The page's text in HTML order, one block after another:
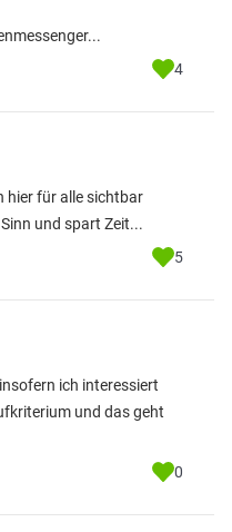
4
hier für alle sichtbar
und spart Zeit...
5
ich interessiert
und das geht
0